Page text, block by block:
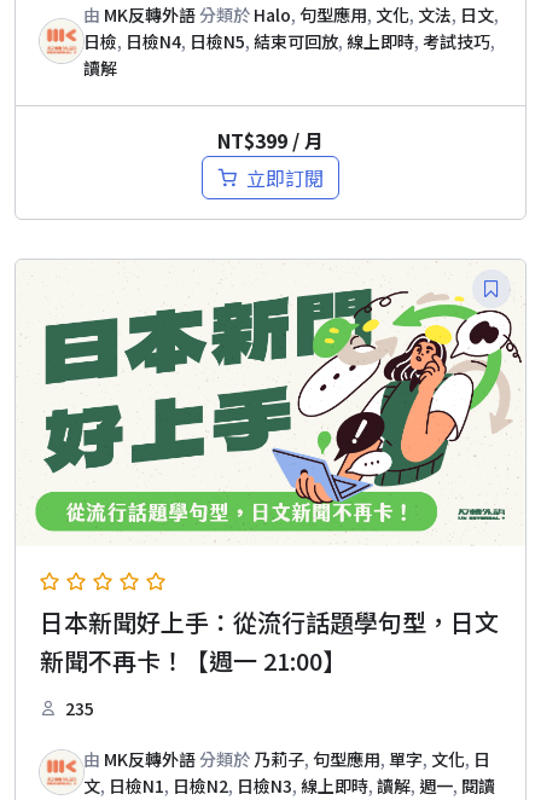
由 MK反轉外語分類於 Halo, 句型應用, 文化, 文法, 日文,
日檢, 日檢N4, 日檢N5, 結束可回放, 線上即時, 考試技巧,
讀解
NT$399 / 月
立即訂閱
日本新聞好上手：從流行話題學句型，日文
新聞不再卡！【週一 21:00】
235
由 MK反轉外語分類於 乃莉子, 句型應用, 單字, 文化, 日
文, 日檢N1, 日檢N2, 日檢N3, 線上即時, 讀解, 週一, 閱讀